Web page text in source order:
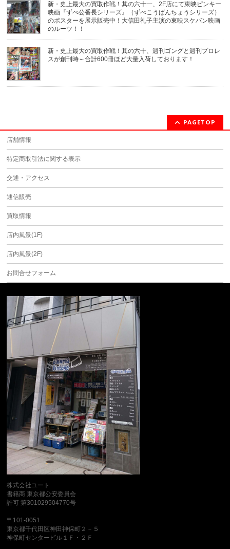
新・史上最大の買取作戦！其の六十一、2F店にて東映ピンキー
映画『ずべ公番長シリーズ』（ずべこうばんちょうシリーズ）
のポスターを展示販売中！大信田礼子主演の東映スケバン映画
のルーツ！！
新・史上最大の買取作戦！其の六十、週刊ゴングと週刊プロレ
スが創刊時～合計600冊ほど大量入荷しております！
PAGETOP
店舗情報
特定商取引法に関する表示
交通・アクセス
通信販売
買取情報
店内風景(1F)
店内風景(2F)
お問合せフォーム
株式会社ユート
書籍商 東京都公安委員会
許可 第301029504770号
〒101-0051
東京都千代田区神田神保町２－５
神保町センタービル１Ｆ・２Ｆ